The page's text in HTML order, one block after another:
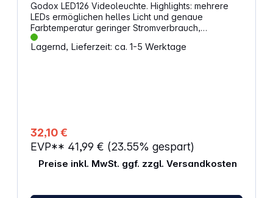
Godox LED126 Videoleuchte. Highlights: mehrere
LEDs ermöglichen helles Licht und genaue
Farbtemperatur geringer Stromverbrauch,
umweltfreundlich und langlebig passt auf fast alle
DSLR-Kameras und Videokameras geeignet für
&lt; 7,5 W Farbtemperatur: 5500 - 6500 K Helligkeit:
&gt; 2200 Lux (0,5 m) Arbeitstemperatur: -10 - 55 °C
Abmessungen: 143 x 96,5 x 42,5 mm Gewicht: 280 g
Lagernd, Lieferzeit: ca. 1-5 Werktage
32,10 €
EVP** 41,99 € (23.55% gespart)
Preise inkl. MwSt. ggf. zzgl. Versandkosten